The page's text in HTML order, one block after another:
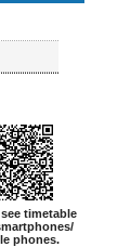
timetable
phones.